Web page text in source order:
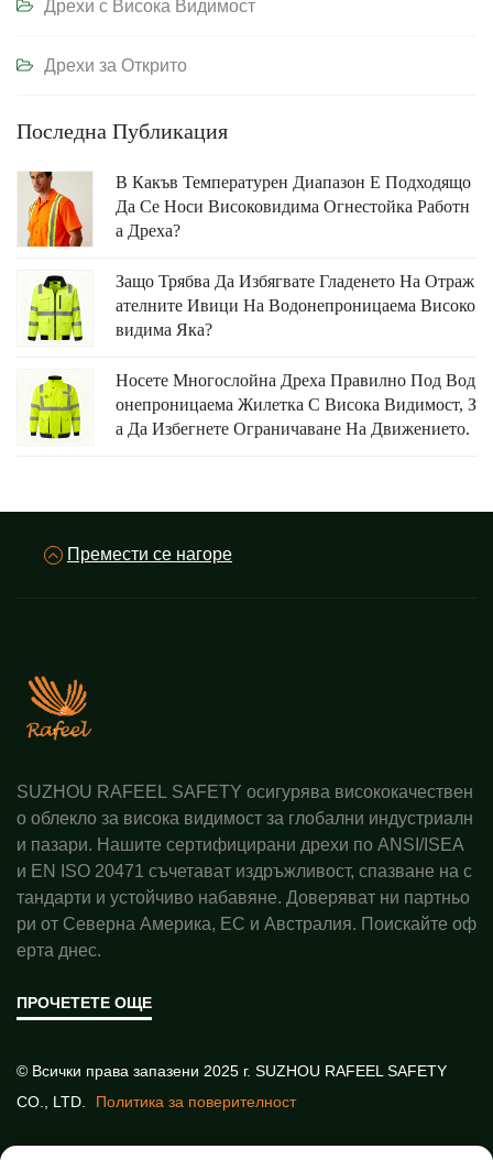
Дрехи с Висока Видимост
Дрехи за Открито
Последна Публикация
В Какъв Температурен Диапазон Е Подходящо
Да Се Носи Високовидима Огнестойка Работн
А Дреха?
Защо Трябва Да Избягвате Гладенето На Отраж
Ателните Ивици На Водонепроницаема Високо
Видима Яка?
Носете Многослойна Дреха Правилно Под Вод
Онепроницаема Жилетка С Висока Видимост, З
А Да Избегнете Ограничаване На Движението.
Премести се нагоре
SUZHOU RAFEEL SAFETY осигурява висококачествен
о облекло за висока видимост за глобални индустриалн
и пазари. Нашите сертифицирани дрехи по ANSI/ISEA
и EN ISO 20471 съчетават издръжливост, спазване на с
тандарти и устойчиво набавяне. Доверяват ни партньо
ри от Северна Америка, ЕС и Австралия. Поискайте оф
ерта днес.
ПРОЧЕТЕТЕ ОЩЕ
© Всички права запазени 2025 г. SUZHOU RAFEEL SAFETY
CO., LTD.
Политика за поверителност